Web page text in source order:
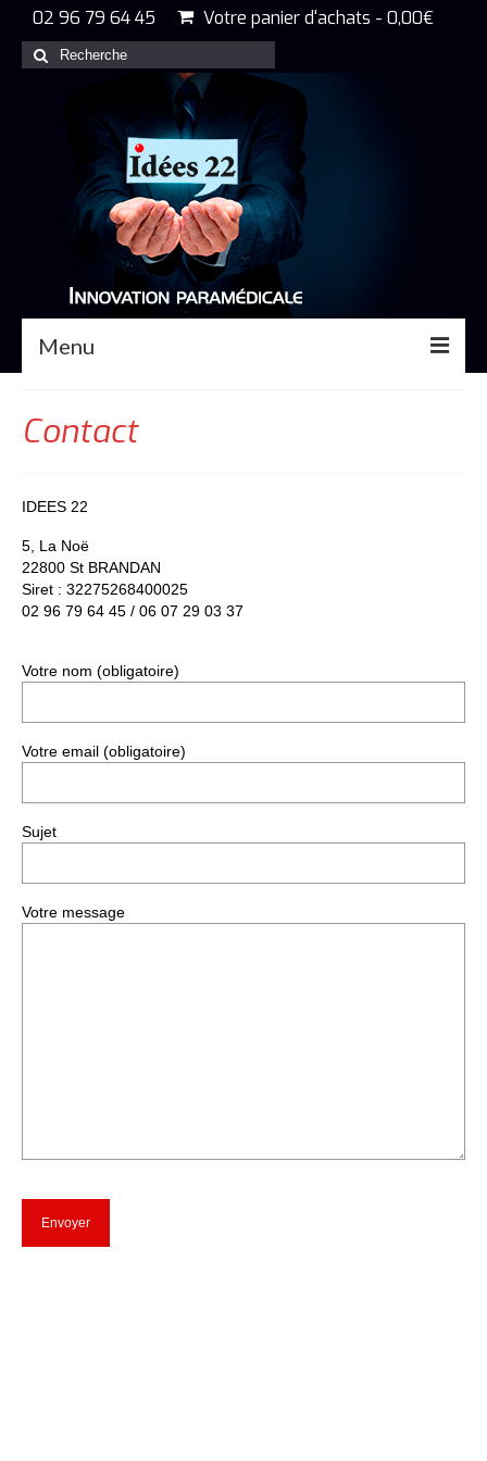
02 96 79 64 45 Votre panier d'achats - 0,00€
Rechercher
:
Menu
Nos produits
Actualités
Contact
IDEES 22
5, La Noë
22800 St BRANDAN
Siret : 32275268400025
02 96 79 64 45 / 06 07 29 03 37
Votre nom (obligatoire)
Votre email (obligatoire)
Sujet
Votre message